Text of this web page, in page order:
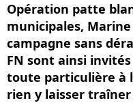
Opération patte
municipales,
campagne sans
FN sont ainsi
toute particulière à
rien y laisser